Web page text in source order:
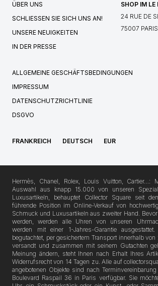
ÜBER UNS
SCHLIESSEN SIE SICH UNS AN!
UNSERE NEUIGKEITEN
IN DER PRESSE
SHOP IM LE
24 RUE DE
75007 PARIS
ALLGEMEINE GESCHÄFTSBEDINGUNGEN
IMPRESSUM
DATENSCHUTZRICHTLINIE
DSGVO
FRANKREICH DEUTSCH EUR
Hermès, Chanel, Rolex, Louis Vuitton, Cartier…:
Auswahl aus knapp 15.000 von unseren
Luxusartikeln, behauptet Collector Square seit
führende Position im Online-Verkauf von
Schmuck und Luxusartikeln aus zweiter Hand.
werden, werden alle Uhren von unseren
werden mit einer 1-Jahres-Garantie
begutachtet, per gesichertem Transport innerhalb
versandt und zusammen mit seinem Gutachten
Meinung ändern, steht Ihnen nach Erhalt Ihres
Widerrufsrecht von 14 Tagen zu. Alle auf
angebotenen Objekte sind nach
Boulevard Raspail 36 in Paris verfügbar. Sie